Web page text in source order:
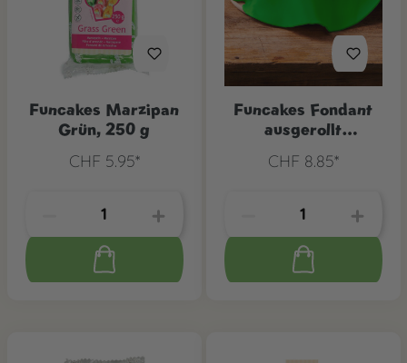
Funcakes Marzipan
Grün, 250 g
CHF 5.95*
Funcakes Fondant
ausgerollt
CHF 8.85*